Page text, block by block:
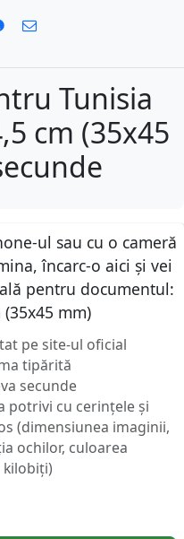
Tunisia
cm (35x45
ul sau cu o cameră
încarc-o aici și vei
pentru documentul:
mm)
pe site-ul oficial
tipărită
secunde
potrivi cu cerințele și
(dimensiunea imaginii,
ochilor, culoarea